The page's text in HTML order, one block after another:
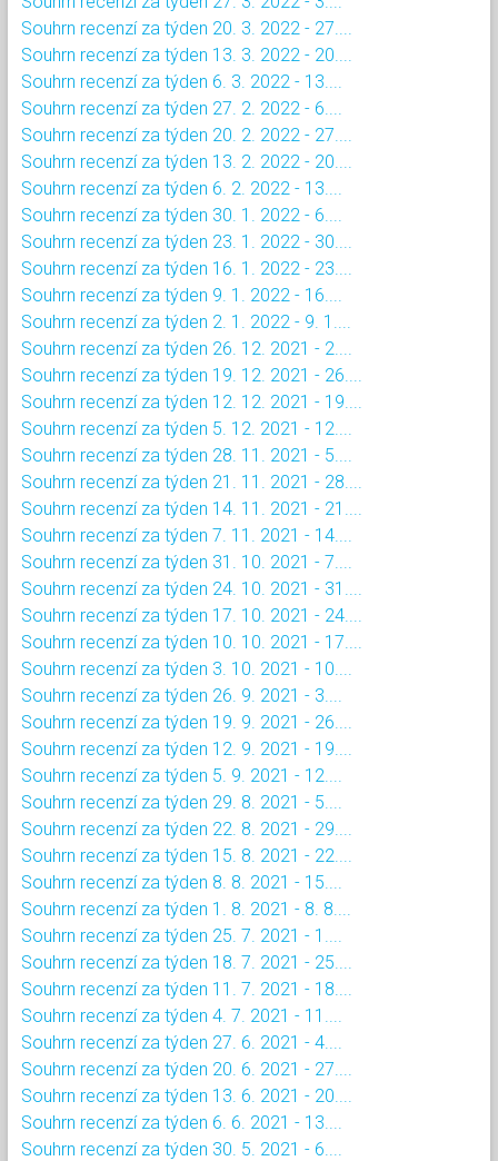
Souhrn recenzí za týden 20. 3. 2022 - 27....
Souhrn recenzí za týden 13. 3. 2022 - 20....
Souhrn recenzí za týden 6. 3. 2022 - 13....
Souhrn recenzí za týden 27. 2. 2022 - 6....
Souhrn recenzí za týden 20. 2. 2022 - 27....
Souhrn recenzí za týden 13. 2. 2022 - 20....
Souhrn recenzí za týden 6. 2. 2022 - 13....
Souhrn recenzí za týden 30. 1. 2022 - 6....
Souhrn recenzí za týden 23. 1. 2022 - 30....
Souhrn recenzí za týden 16. 1. 2022 - 23....
Souhrn recenzí za týden 9. 1. 2022 - 16....
Souhrn recenzí za týden 2. 1. 2022 - 9. 1....
Souhrn recenzí za týden 26. 12. 2021 - 2....
Souhrn recenzí za týden 19. 12. 2021 - 26....
Souhrn recenzí za týden 12. 12. 2021 - 19....
Souhrn recenzí za týden 5. 12. 2021 - 12....
Souhrn recenzí za týden 28. 11. 2021 - 5....
Souhrn recenzí za týden 21. 11. 2021 - 28....
Souhrn recenzí za týden 14. 11. 2021 - 21....
Souhrn recenzí za týden 7. 11. 2021 - 14....
Souhrn recenzí za týden 31. 10. 2021 - 7....
Souhrn recenzí za týden 24. 10. 2021 - 31....
Souhrn recenzí za týden 17. 10. 2021 - 24....
Souhrn recenzí za týden 10. 10. 2021 - 17....
Souhrn recenzí za týden 3. 10. 2021 - 10....
Souhrn recenzí za týden 26. 9. 2021 - 3....
Souhrn recenzí za týden 19. 9. 2021 - 26....
Souhrn recenzí za týden 12. 9. 2021 - 19....
Souhrn recenzí za týden 5. 9. 2021 - 12....
Souhrn recenzí za týden 29. 8. 2021 - 5....
Souhrn recenzí za týden 22. 8. 2021 - 29....
Souhrn recenzí za týden 15. 8. 2021 - 22....
Souhrn recenzí za týden 8. 8. 2021 - 15....
Souhrn recenzí za týden 1. 8. 2021 - 8. 8....
Souhrn recenzí za týden 25. 7. 2021 - 1....
Souhrn recenzí za týden 18. 7. 2021 - 25....
Souhrn recenzí za týden 11. 7. 2021 - 18....
Souhrn recenzí za týden 4. 7. 2021 - 11....
Souhrn recenzí za týden 27. 6. 2021 - 4....
Souhrn recenzí za týden 20. 6. 2021 - 27....
Souhrn recenzí za týden 13. 6. 2021 - 20....
Souhrn recenzí za týden 6. 6. 2021 - 13....
Souhrn recenzí za týden 30. 5. 2021 - 6....